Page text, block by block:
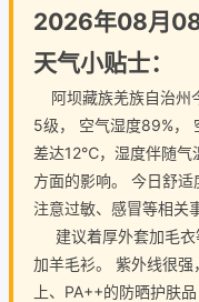
2026年08月08
天气小贴士：
阿坝藏族羌族自治州
5级， 空气湿度89%，
差达12℃，湿度伴随气
方面的影响。 今日舒
注意过敏、感冒等相关
建议着厚外套加毛衣
加羊毛衫。 紫外线很
上、PA++的防晒护肤